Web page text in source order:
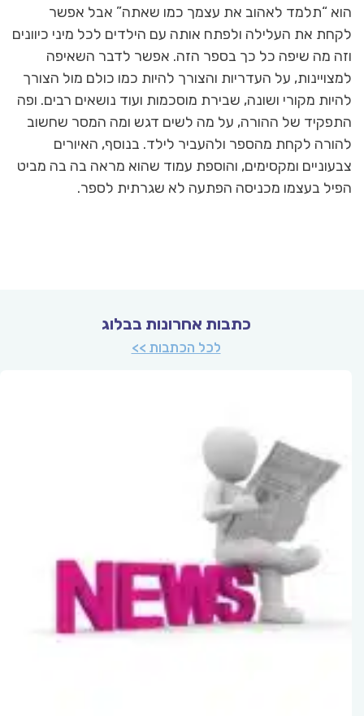
הוא “תלמד לאהוב את עצמך כמו שאתה” אבל אפשר
לקחת את העלילה ולפתח אותה עם הילדים לכל מיני כיוונים
וזה מה שיפה כל כך בספר הזה. אפשר לדבר השאיפה
למצויינות, על העדריות והצורך להיות כמו כולם מול הצורך
להיות מקורי ושונה, שבירת מוסכמות ועוד נושאים רבים. ופה
התפקיד של ההורה, על מה לשים דגש ומה המסר שחשוב
להורה לקחת מהספר ולהעביר לילד. בנוסף, האיורים
צבעוניים ומקסימים, והוספת עמוד שהוא מראה בה בה מביט
הפיל בעצמו מכניסה הפתעה לא שגרתית לספר.
כתבות אחרונות בבלוג
לכל הכתבות >>